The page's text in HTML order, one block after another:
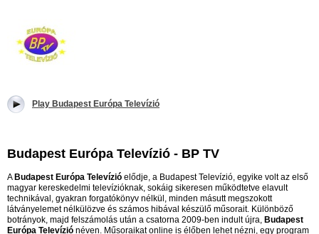
Play Budapest Európa Televízió
Budapest Európa Televízió - BP TV
A Budapest Európa Televízió elődje, a Budapest Televízió, egyike volt az első
magyar kereskedelmi televízióknak, sokáig sikeresen működtetve elavult
technikával, gyakran forgatókönyv nélkül, minden másutt megszokott
látványelemet nélkülözve és számos hibával készülő műsorait. Különböző
botrányok, majd felszámolás után a csatorna 2009-ben indult újra, Budapest
Európa Televízió néven. Műsoraikat online is élőben lehet nézni, egy program